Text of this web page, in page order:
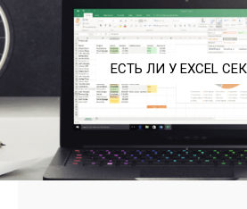
ЕСТЬ ЛИ У EXCEL